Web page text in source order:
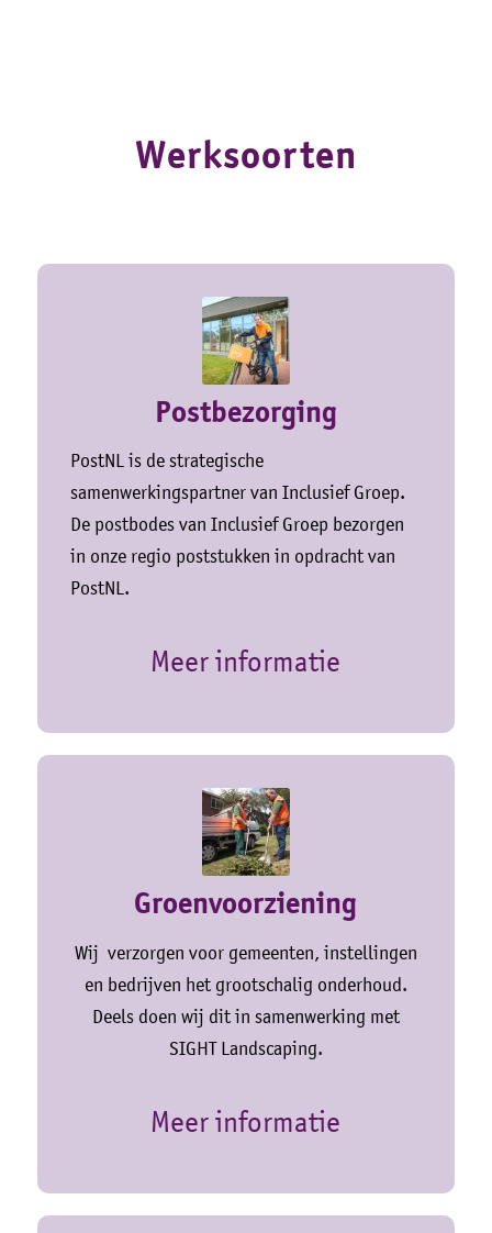
Werksoorten
Postbezorging
PostNL is de strategische
samenwerkingspartner van Inclusief Groep.
De postbodes van Inclusief Groep bezorgen
in onze regio poststukken in opdracht van
PostNL.
Meer informatie
Groen­voorziening
Wij verzorgen voor gemeenten, instellingen
en bedrijven het grootschalig onderhoud.
Deels doen wij dit in samenwerking met
SIGHT Landscaping.
Meer informatie